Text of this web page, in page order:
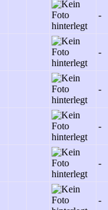
-
-
-
-
-
-